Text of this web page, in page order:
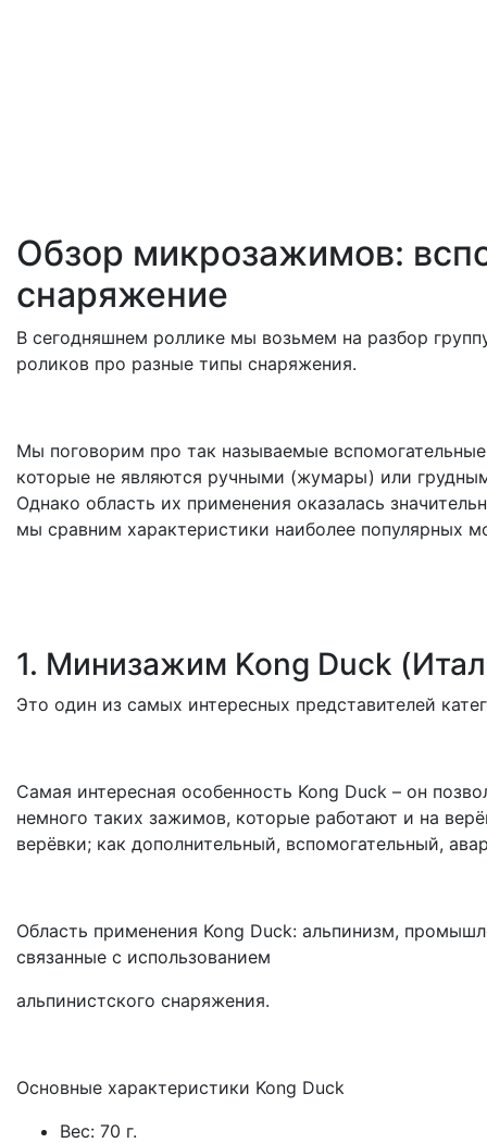
Обзор микрозажимов:
снаряжение
В сегодняшнем роллике мы возьмем на разбор
роликов про разные типы снаряжения.
Мы поговорим про так называемые
которые не являются ручными (жумары) или
Однако область их применения оказалась
мы сравним характеристики наиболее популярных
1. Минизажим Kong Duck
Это один из самых интересных представителей
Самая интересная особенность Kong Duck – он
немного таких зажимов, которые работают и на
верёвки; как дополнительный, вспомогательный,
Область применения Kong Duck: альпинизм,
связанные с использованием
альпинистского снаряжения.
Основные характеристики Kong Duck
Вес: 70 г.